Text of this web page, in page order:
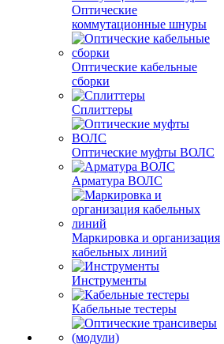
Оптические
коммутационные шнуры
Оптические кабельные
сборки
Сплиттеры
Оптические муфты ВОЛС
Арматура ВОЛС
Маркировка и организация
кабельных линий
Инструменты
Кабельные тестеры